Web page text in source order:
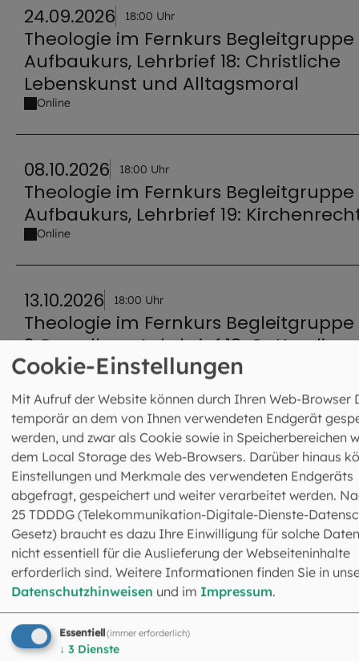
24.09.2026 18:00 Uhr
Theologie im Fernkurs Begleitgruppe
Aufbaukurs, Lehrbrief 18: Christliche
Lebenskunst und Alltagsmoral
Online
08.10.2026 18:00 Uhr
Theologie im Fernkurs Begleitgruppe
Aufbaukurs, Lehrbrief 19:
Online
13.10.2026 18:00 Uhr
Theologie im Fernkurs Begleitgruppe
2 Grundkurs, Lehrbrief 18:
der Kirche – Feier des Glaubens
15.10.2026 18:00 Uhr
Theologie im Fernkurs Begleitgruppe
Grundkurs, Lehrbrief 18: Gottesdienst
der Kirche - Feier des Glaubens
Online
1 von 4
Cookie-Einstellungen
Mit Aufruf der Website können durch Ihren Web-Browser
temporär an dem von Ihnen verwendeten Endgerät
werden, und zwar als Cookie sowie in Speicherbereichen
dem Local Storage des Web-Browsers. Darüber hinaus
Einstellungen und Merkmale des verwendeten Endgeräts
abgefragt, gespeichert und weiter verarbeitet werden.
25 TDDDG (Telekommunikation-Digitale-Dienste-
Gesetz) braucht es dazu Ihre Einwilligung für solche
nicht essentiell für die Auslieferung der Webseiteninhalte
erforderlich sind. Weitere Informationen finden Sie in
Datenschutzhinweisen und im Impressum.
Essentiell(immer erforderlich)
↓ 3 Dienste